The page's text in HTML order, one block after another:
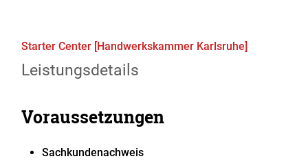
Starter Center [Handwerkskammer Karlsruhe]
Leistungsdetails
Voraussetzungen
Sachkundenachweis